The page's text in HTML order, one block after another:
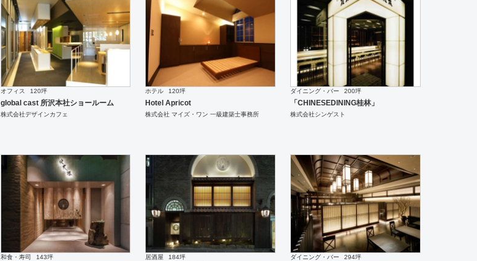
オフィス 120坪
global cast 所沢本社ショールーム
株式会社デザインカフェ
ホテル 120坪
Hotel Apricot
株式会社 マイズ・ワン 一級建築士事務所
ダイニング・バー 200坪
「CHINESEDINING桂林」
株式会社シンゲスト
和食・寿司 143坪 居酒屋 184坪 ダイニング・バー 294坪